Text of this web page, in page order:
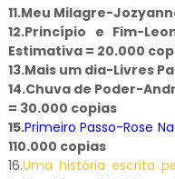
11.Meu Milagre-
12.Princípio e Fim-
Estimativa = 20.000
13.Mais um dia-Livres
14.Chuva de Poder-
= 30.000 copias
15.Primeiro Passo-Rose
110.000 copias
16.Uma história escrita